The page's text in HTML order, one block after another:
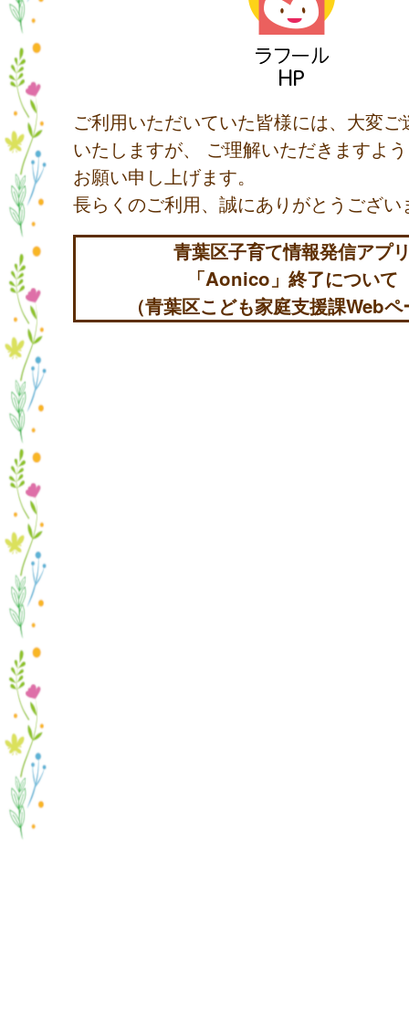
ご利用いただいていた皆様には、大変
いたしますが、 ご理解いただきますよ
お願い申し上げます。
長らくのご利用、誠にありがとうござい
青葉区子育て情報発信アプ
「Aonico」終了について
（青葉区こども家庭支援課Web